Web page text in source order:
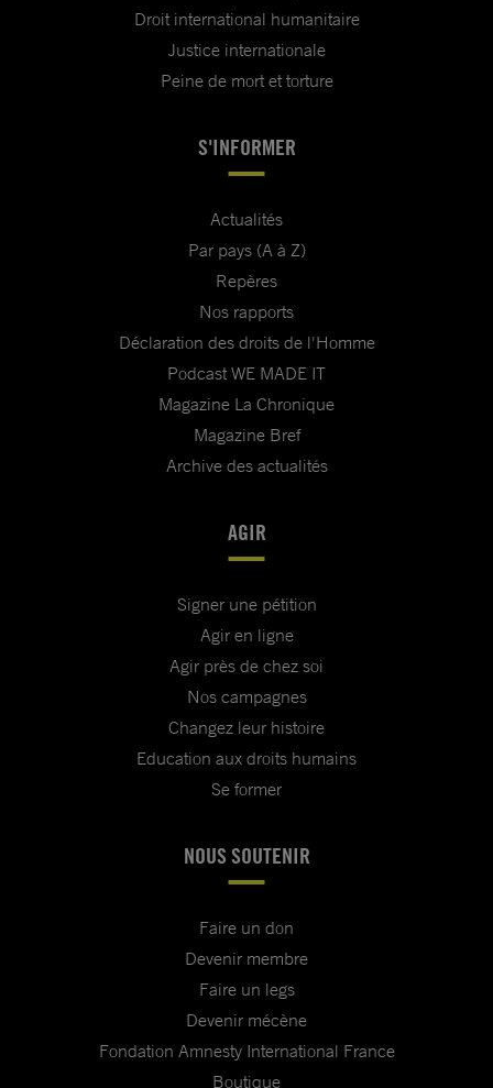
Droit international humanitaire
Justice internationale
Peine de mort et torture
S'INFORMER
Actualités
Par pays (A à Z)
Repères
Nos rapports
Déclaration des droits de l'Homme
Podcast WE MADE IT
Magazine La Chronique
Magazine Bref
Archive des actualités
AGIR
Signer une pétition
Agir en ligne
Agir près de chez soi
Nos campagnes
Changez leur histoire
Education aux droits humains
Se former
NOUS SOUTENIR
Faire un don
Devenir membre
Faire un legs
Devenir mécène
Fondation Amnesty International France
Boutique